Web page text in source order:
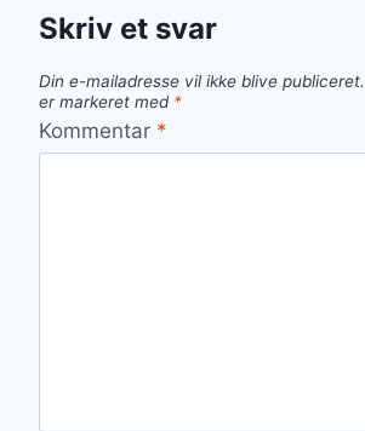
Skriv et svar
Din e-mailadresse vil ikke blive publiceret.
er markeret med *
Kommentar *